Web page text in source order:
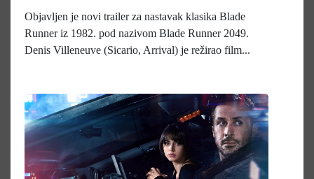
Objavljen je novi trailer za nastavak klasika Blade
Runner iz 1982. pod nazivom Blade Runner 2049.
Denis Villeneuve (Sicario, Arrival) je režirao film...